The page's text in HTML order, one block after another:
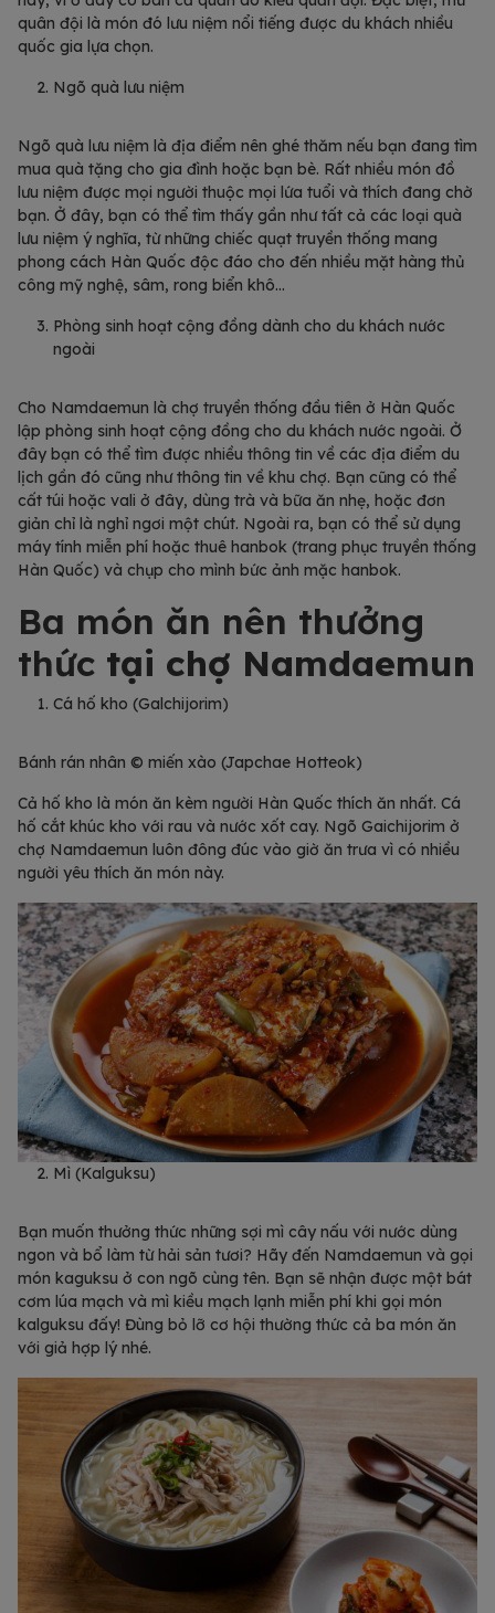
quân đội là món đó lưu niệm nổi tiếng được du khách nhiều
quốc gia lựa chọn.
Ngõ quà lưu niệm
Ngõ quà lưu niệm là địa điểm nên ghé thăm nếu bạn đang tìm
mua quà tặng cho gia đình hoặc bạn bè. Rất nhiều món đồ
lưu niệm được mọi người thuộc mọi lứa tuổi và thích đang chờ
bạn. Ở đây, bạn có thể tìm thấy gần như tất cả các loại quà
lưu niệm ý nghĩa, từ những chiếc quạt truyền thống mang
phong cách Hàn Quốc độc đáo cho đến nhiều mặt hàng thủ
công mỹ nghệ, sâm, rong biển khô…
Phòng sinh hoạt cộng đồng dành cho du khách nước
ngoài
Cho Namdaemun là chợ truyền thống đầu tiên ở Hàn Quốc
lập phòng sinh hoạt cộng đồng cho du khách nước ngoài. Ở
đây bạn có thể tìm được nhiều thông tin về các địa điểm du
lịch gần đó cũng như thông tin về khu chợ. Bạn cũng có thể
cất túi hoặc vali ở đây, dùng trà và bữa ăn nhẹ, hoặc đơn
giản chỉ là nghỉ ngơi một chút. Ngoài ra, bạn có thể sử dụng
máy tính miễn phí hoặc thuê hanbok (trang phục truyền thống
Hàn Quốc) và chụp cho mình bức ảnh mặc hanbok.
Ba món ăn nên thưởng
thức tại chợ Namdaemun
Cá hố kho (Galchijorim)
Bánh rán nhân © miến xào (Japchae Hotteok)
Cả hố kho là món ăn kèm người Hàn Quốc thích ăn nhất. Cá
hố cắt khúc kho với rau và nước xốt cay. Ngõ Gaichijorim ở
chợ Namdaemun luôn đông đúc vào giờ ăn trưa vì có nhiều
người yêu thích ăn món này.
Mì (Kalguksu)
Bạn muốn thưởng thức những sợi mì cây nấu với nước dùng
ngon và bổ làm từ hải sản tươi? Hãy đến Namdaemun và gọi
món kaguksu ở con ngõ cùng tên. Bạn sẽ nhận được một bát
cơm lúa mạch và mì kiều mạch lạnh miễn phí khi gọi món
kalguksu đấy! Đùng bỏ lỡ cơ hội thường thức cả ba món ăn
với giả hợp lý nhé.